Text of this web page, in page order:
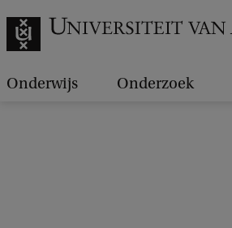
Onderwijs Onderzoek